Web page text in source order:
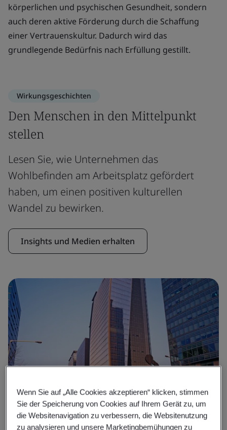
körperlichen und psychischen Gesundheit, sondern
auch deren aktive Förderung durch die Schaffung
einer Vertrauenskultur. Dadurch wird das
grundlegende Bedürfnis nach Erfüllung gestillt.
Wirkungsgeschichten
Den Menschen in den Mittelpunkt
stellen
Lesen Sie, wie Unternehmen das
Wohlbefinden am Arbeitsplatz gefördert
haben, um einen positiven kulturellen
Wandel zu bewirken.
Insights und Medien erhalten
Fallstudien
Wenn Sie auf „Alle Cookies akzeptieren“ klicken, stimmen
Sie der Speicherung von Cookies auf Ihrem Gerät zu, um
die Websitenavigation zu verbessern, die Websitenutzung
zu analysieren und unsere Marketingbemühungen zu